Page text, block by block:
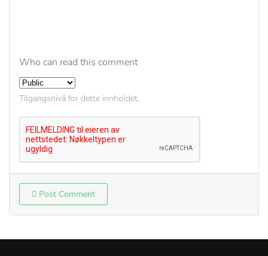
Who can read this comment
Tilgangsnivå for dette innholdet.
Post Comment